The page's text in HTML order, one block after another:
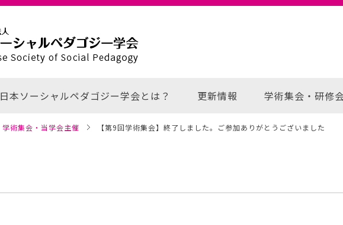
日本ソーシャルペダゴジー学会とは？ 更新情報 学術集会・研修
学術集会・当学会主催 【第9回学術集会】終了しました。ご参加ありがとうございました